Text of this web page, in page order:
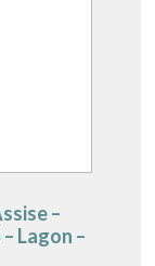
–
Lagon –